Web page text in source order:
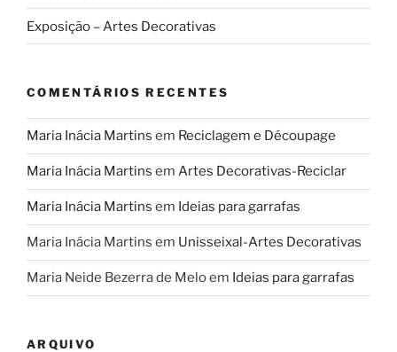
Exposição – Artes Decorativas
COMENTÁRIOS RECENTES
Maria Inácia Martins em Reciclagem e Découpage
Maria Inácia Martins em Artes Decorativas-Reciclar
Maria Inácia Martins em Ideias para garrafas
Maria Inácia Martins em Unisseixal-Artes Decorativas
Maria Neide Bezerra de Meloem Ideias para garrafas
ARQUIVO